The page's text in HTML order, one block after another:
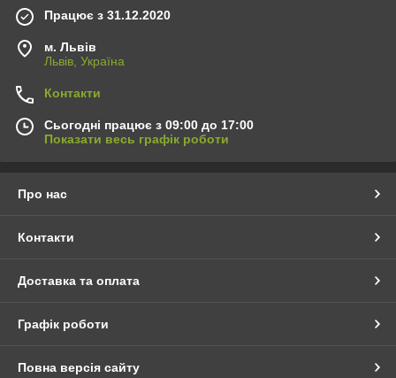
Працює з 31.12.2020
м. Львів
Львів, Україна
Контакти
Сьогодні працює з 09:00 до 17:00
Показати весь графік роботи
Про нас
Контакти
Доставка та оплата
Графік роботи
Повна версія сайту